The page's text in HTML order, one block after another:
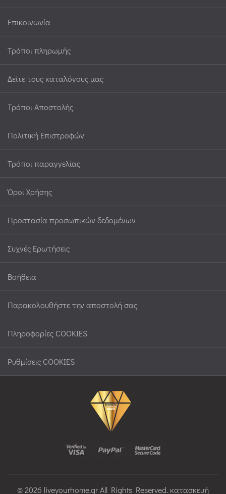
Επικοινωνία
Τρόποι πληρωμής
Δείτε τους καταλόγους μας
Τρόποι Αποστολής
Πολιτική Επιστροφών
Τρόποι παραγγελίας
Όροι Χρήσης
Προστασία προσωπικών δεδομένων
Συχνές Ερωτήσεις
Βοήθεια
Παρακολουθήστε την αποστολή σας
Πληροφορίες COOKIES
Ρυθμίσεις COOKIES
© 2026 liveyourhome.gr All Rights Reserved. κατασκευή